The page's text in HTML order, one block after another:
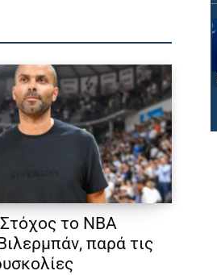
το NBA
παρά τις